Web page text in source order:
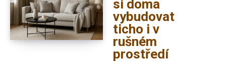
si doma
vybudovat
ticho i v
rušném
prostředí